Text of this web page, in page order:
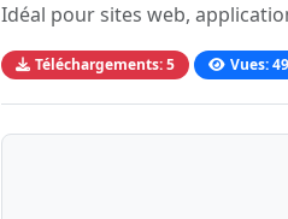
Idéal pour sites web,
Téléchargements: 5 Vues: